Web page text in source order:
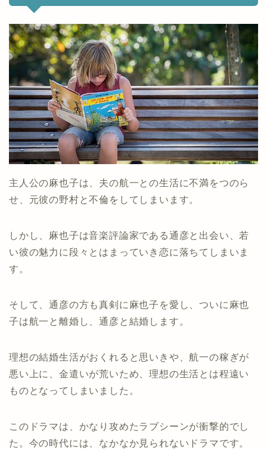
主人公の麻也子は、夫の航一との生活に不満をつのら
せ、元彼の野村と不倫をしてしまいます。
しかし、麻也子は音楽評論家である通彦と出会い、若
い彼の魅力に段々とはまっていき恋に落ちてしまいま
す。
そして、通彦の方も真剣に麻也子を愛し、ついに麻也
子は航一と離婚し、通彦と結婚します。
理想の結婚生活がおくれると思いきや、航一の稼ぎが
悪い上に、金遣いが荒いため、理想の生活とは程遠い
ものとなってしまいました。
このドラマは、かなり攻めたラブシーンが衝撃的でし
た。今の時代には、なかなか見られないドラマです。